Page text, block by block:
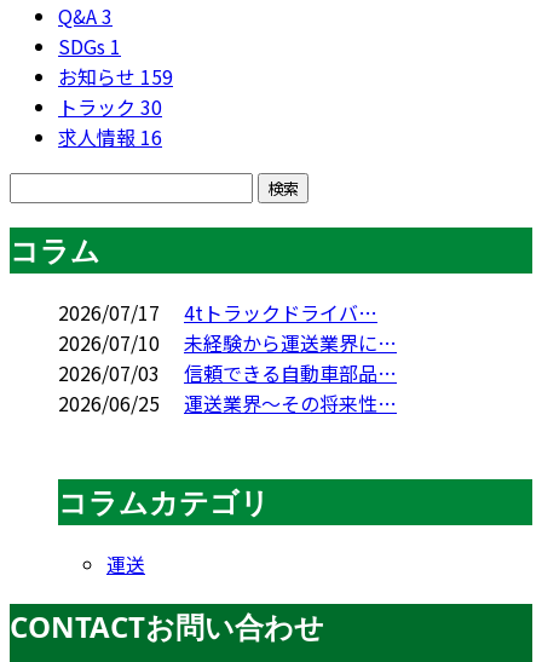
Q&A3
SDGs 1
お知らせ 159
トラック 30
求人情報 16
コラム
2026/07/17
4tトラックドライバ…
2026/07/10
未経験から運送業界に…
2026/07/03
信頼できる自動車部品…
2026/06/25
運送業界～その将来性…
コラムカテゴリ
運送
CONTACTお問い合わせ